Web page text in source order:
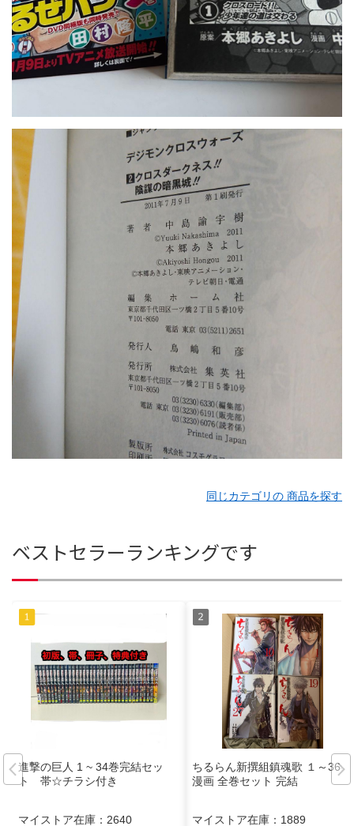
同じカテゴリの 商品を探す
ベストセラーランキングです
進撃の巨人 1 ~ 34巻完結セッ
ト 帯☆チラシ付き
マイストア在庫： 2640
ちるらん新撰組鎮魂歌 １～36巻
漫画 全巻セット 完結
マイストア在庫： 1889